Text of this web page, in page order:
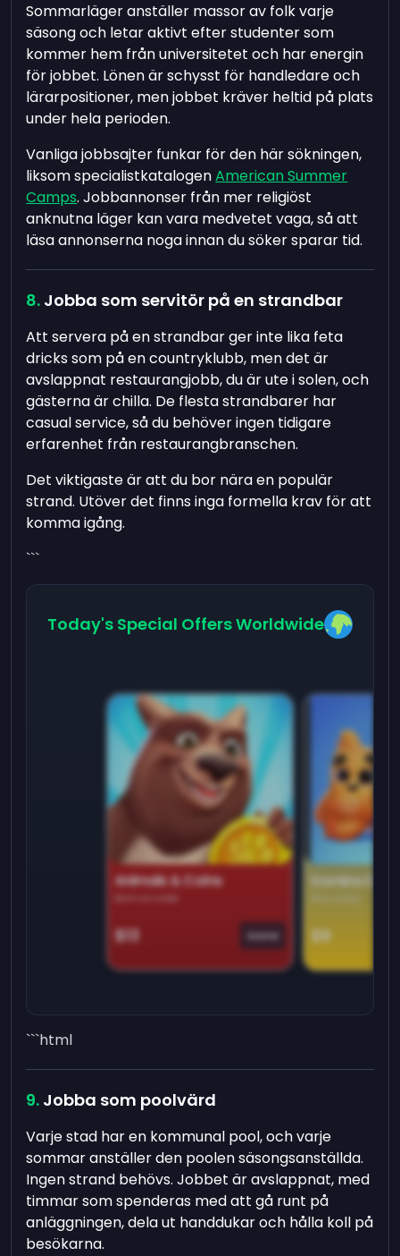
Sommarläger anställer massor av folk varje
säsong och letar aktivt efter studenter som
kommer hem från universitetet och har energin
för jobbet. Lönen är schysst för handledare och
lärarpositioner, men jobbet kräver heltid på plats
under hela perioden.
Vanliga jobbsajter funkar för den här sökningen,
liksom specialistkatalogenAmerican Summer
Camps. Jobbannonser från mer religiöst
anknutna läger kan vara medvetet vaga, så att
läsa annonserna noga innan du söker sparar tid.
Jobba som servitör på en strandbar
Att servera på en strandbar ger inte lika feta
dricks som på en countryklubb, men det är
avslappnat restaurangjobb, du är ute i solen, och
gästerna är chilla. De flesta strandbarer har
casual service, så du behöver ingen tidigare
erfarenhet från restaurangbranschen.
Det viktigaste är att du bor nära en populär
strand. Utöver det finns inga formella krav för att
komma igång.
```
Today's Special Offers Worldwide
Animals & Coins
$13 Game
Domino
$9
```html
Jobba som poolvärd
Varje stad har en kommunal pool, och varje
sommar anställer den poolen säsongsanställda.
Ingen strand behövs. Jobbet är avslappnat, med
timmar som spenderas med att gå runt på
anläggningen, dela ut handdukar och hålla koll på
besökarna.